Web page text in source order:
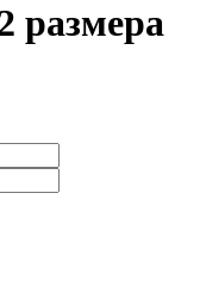
размера